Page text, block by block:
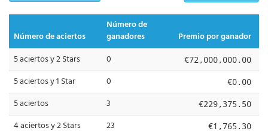
Número de aciertos
Número de
ganadores
Premio por ganador
5 aciertos y 2 Stars
0 €72,000,000.00
5 aciertos y 1 Star 0 €0.00
5 aciertos 3 €229,375.50
4 aciertos y 2 Stars 23 €1,765.30